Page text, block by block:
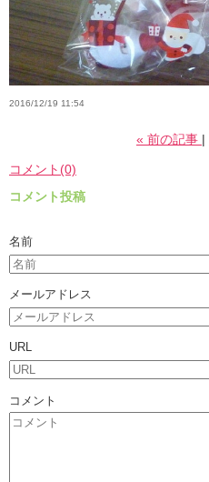
2016/12/19 11:54
« 前の記事
コメント(0)
コメント投稿
名前
メールアドレス
URL
コメント